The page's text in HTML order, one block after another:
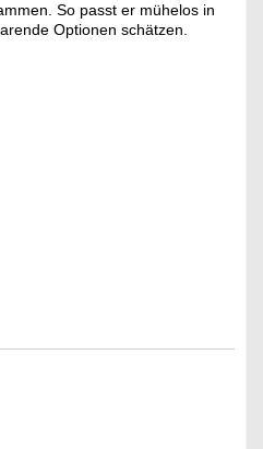
So passt er mühelos in
Optionen schätzen.